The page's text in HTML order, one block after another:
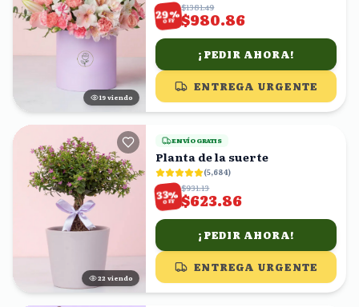
20 viendo
29%
OFF
$1381.49
$980.86
¡PEDIR AHORA!
ENTREGA URGENTE
23 viendo
ENVÍO GRATIS
Planta de la suerte
(5,684)
33%
OFF
$931.13
$623.86
¡PEDIR AHORA!
ENTREGA URGENTE